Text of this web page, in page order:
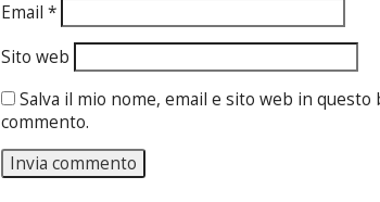
Email*
Sito web
Salva il mio nome, email e sito web in
commento.